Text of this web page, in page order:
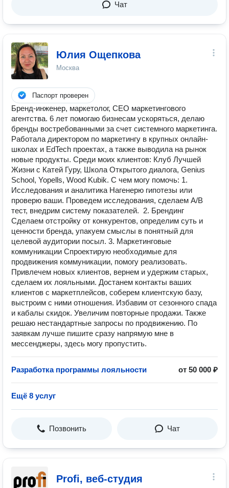
Чат
Юлия Ощепкова
Москва
Паспорт проверен
Бренд-инженер, маркетолог, СЕО маркетингового
агентства. 6 лет помогаю бизнесам ускоряться, делаю
бренды востребованными за счет системного маркетинга.
Работала директором по маркетингу в крупных онлайн-
школах и EdTech проектах, а также выводила на рынок
новые продукты. Среди моих клиентов: Клуб Лучшей
Жизни с Катей Гуру, Школа Открытого диалога, Genius
School, Yopells, Wood Kubik. С чем могу помочь: 1.
Исследования и аналитика Нагенерю гипотезы или
проверю ваши. Проведем исследования, сделаем А/В
тест, внедрим систему показателей. ️ 2. Брендинг
Сделаем отстройку от конкурентов, определим суть и
ценности бренда, упакуем смыслы в понятный для
целевой аудитории посыл. 3. Маркетинговые
коммуникации Спроектирую необходимые для
продвижения коммуникации, помогу реализовать.
Привлечем новых клиентов, вернем и удержим старых,
сделаем их лояльными. Достанем контакты ваших
клиентов с маркетплейсов, соберем клиентскую базу,
выстроим с ними отношения. Избавим от сезонного спада
и кабалы скидок. Увеличим повторные продажи. Также
решаю нестандартные запросы по продвижению. По
заявкам лучше пишите сразу напрямую мне в
мессенджеры, здесь могу пропустить.
Разработка программы лояльности от 50 000 ₽
Ещё 8 услуг
Позвонить Чат
Profi, веб-студия